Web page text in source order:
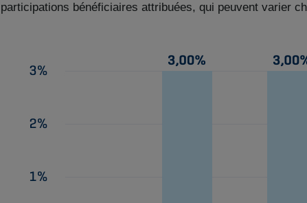
participations bénéficiaires attribuées, qui peuvent varier